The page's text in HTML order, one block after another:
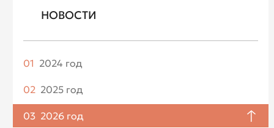
НОВОСТИ
01 2024 год
Апрель
Май
Июнь
02 2025 год
Январь
03 2026 год